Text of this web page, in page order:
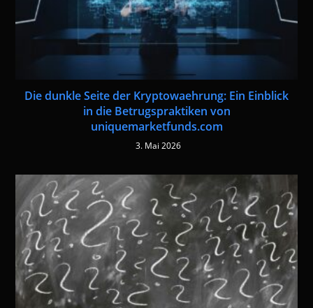
Die dunkle Seite der Kryptowaehrung: Ein Einblick
in die Betrugspraktiken von
uniquemarketfunds.com
3. Mai 2026